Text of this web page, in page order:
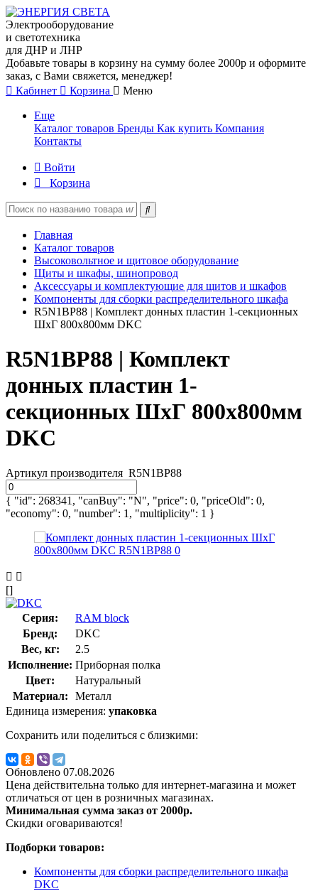
Электрооборудование
и светотехника
для ДНР и ЛНР
Добавьте товары в корзину на сумму более 2000р и оформите
заказ, с Вами свяжется, менеджер!
Кабинет
Корзина Меню
Еще
Каталог товаров Бренды Как купить Компания
Контакты
Войти
Корзина
Главная
Каталог товаров
Высоковольтное и щитовое оборудование
Щиты и шкафы, шинопровод
Аксессуары и комплектующие для щитов и шкафов
Компоненты для сборки распределительного шкафа
R5N1BP88 | Комплект донных пластин 1-секционных
ШхГ 800х800мм DKC
R5N1BP88 | Комплект
донных пластин 1-
секционных ШхГ 800х800мм
DKC
Артикул производителя R5N1BP88
{ "id": 268341, "canBuy": "N", "price": 0, "priceOld": 0,
"economy": 0, "number": 1, "multiplicity": 1 }
[]
Серия:
RAM block
Бренд:
DKC
Вес, кг:
2.5
Исполнение: Приборная полка
Цвет:
Натуральный
Материал:
Металл
Единица измерения: упаковка
Сохранить или поделиться с близкими:
Обновлено 07.08.2026
Цена действительна только для интернет-магазина и может
отличаться от цен в розничных магазинах.
Минимальная сумма заказ от 2000р.
Скидки оговариваются!
Подборки товаров:
Компоненты для сборки распределительного шкафа
DKC